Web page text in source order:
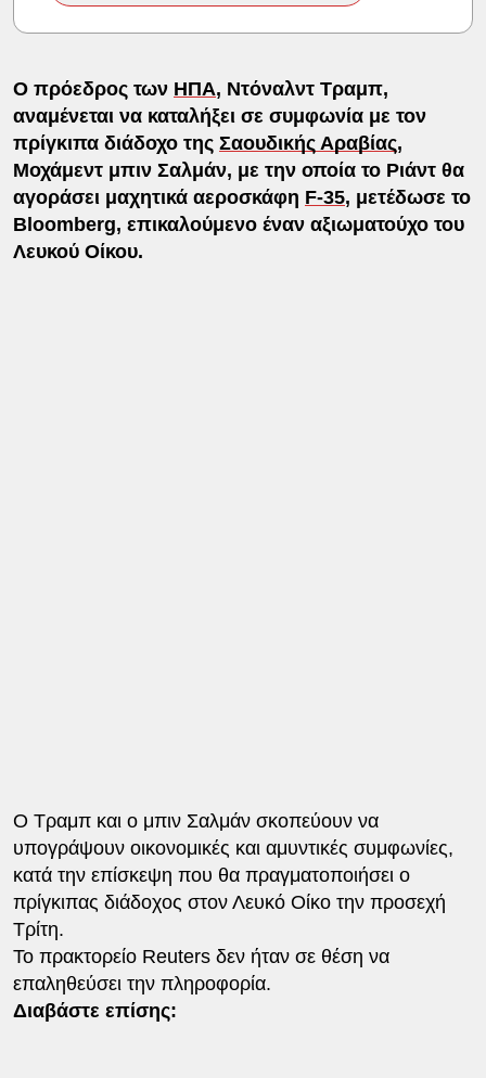
Ο πρόεδρος των ΗΠΑ, Ντόναλντ Τραμπ,
αναμένεται να καταλήξει σε συμφωνία με τον
πρίγκιπα διάδοχο της Σαουδικής Αραβίας,
Μοχάμεντ μπιν Σαλμάν, με την οποία το Ριάντ θα
αγοράσει μαχητικά αεροσκάφη F-35, μετέδωσε το
Bloomberg, επικαλούμενο έναν αξιωματούχο του
Λευκού Οίκου.
Ο Τραμπ και ο μπιν Σαλμάν σκοπεύουν να
υπογράψουν οικονομικές και αμυντικές συμφωνίες,
κατά την επίσκεψη που θα πραγματοποιήσει ο
πρίγκιπας διάδοχος στον Λευκό Οίκο την προσεχή
Τρίτη.
Το πρακτορείο Reuters δεν ήταν σε θέση να
επαληθεύσει την πληροφορία.
Διαβάστε επίσης: